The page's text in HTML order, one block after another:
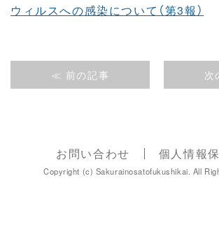
ウィルスへの感染について（第3報）
≪ 前の記事 次
お問い合わせ 個人情報
Copyright (c) Sakurainosatofukushikai. All